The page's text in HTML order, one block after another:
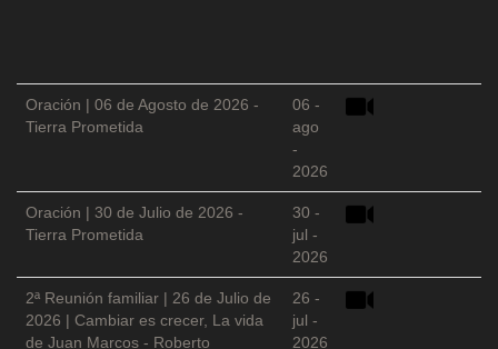
Oración | 06 de Agosto de 2026 -
Tierra Prometida
06 -
ago
-
2026
Oración | 30 de Julio de 2026 -
Tierra Prometida
30 -
jul -
2026
2ª Reunión familiar | 26 de Julio de
2026 | Cambiar es crecer, La vida
de Juan Marcos - Roberto
26 -
jul -
2026